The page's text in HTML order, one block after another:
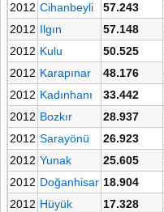
2012 Cihanbeyli 57.243
2012 Ilgın 57.148
2012 Kulu 50.525
2012 Karapınar 48.176
2012 Kadınhanı 33.442
2012 Bozkır 28.937
2012 Sarayönü 26.923
2012 Yunak 25.605
2012 Doğanhisar 18.904
2012 Hüyük 17.328